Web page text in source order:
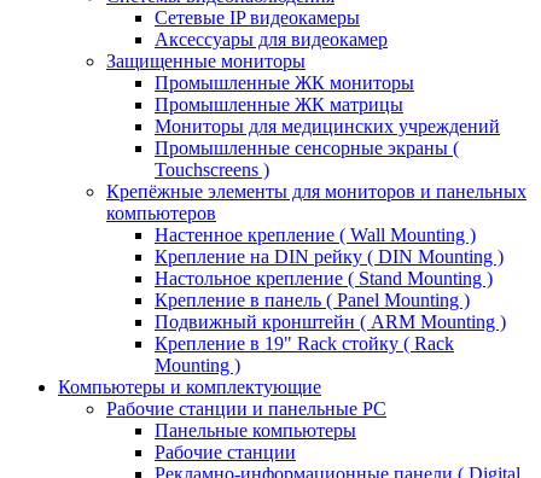
Сетевые IP видеокамеры
Аксессуары для видеокамер
Защищенные мониторы
Промышленные ЖК мониторы
Промышленные ЖК матрицы
Мониторы для медицинских учреждений
Промышленные сенсорные экраны (
Touchscreens )
Крепёжные элементы для мониторов и панельных
компьютеров
Настенное крепление ( Wall Mounting )
Крепление на DIN рейку ( DIN Mounting )
Настольное крепление ( Stand Mounting )
Крепление в панель ( Panel Mounting )
Подвижный кронштейн ( ARM Mounting )
Крепление в 19" Rack стойку ( Rack
Mounting )
Компьютеры и комплектующие
Рабочие станции и панельные РС
Панельные компьютеры
Рабочие станции
Рекламно-информационные панели ( Digital